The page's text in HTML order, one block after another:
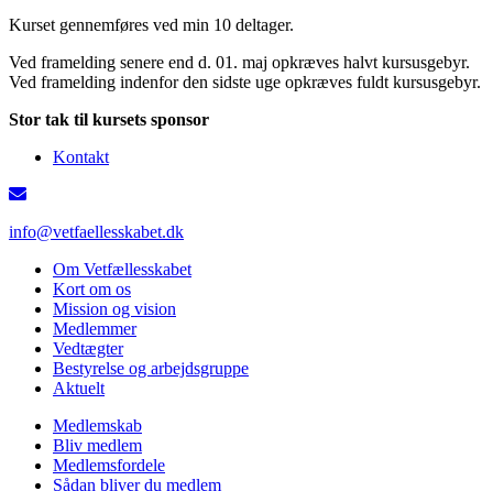
Kurset gennemføres ved min 10 deltager.
Ved framelding senere end d. 01. maj opkræves halvt kursusgebyr.
Ved framelding indenfor den sidste uge opkræves fuldt kursusgebyr.
Stor tak til kursets sponsor
Kontakt
info@vetfaellesskabet.dk
Om Vetfællesskabet
Kort om os
Mission og vision
Medlemmer
Vedtægter
Bestyrelse og arbejdsgruppe
Aktuelt
Medlemskab
Bliv medlem
Medlemsfordele
Sådan bliver du medlem